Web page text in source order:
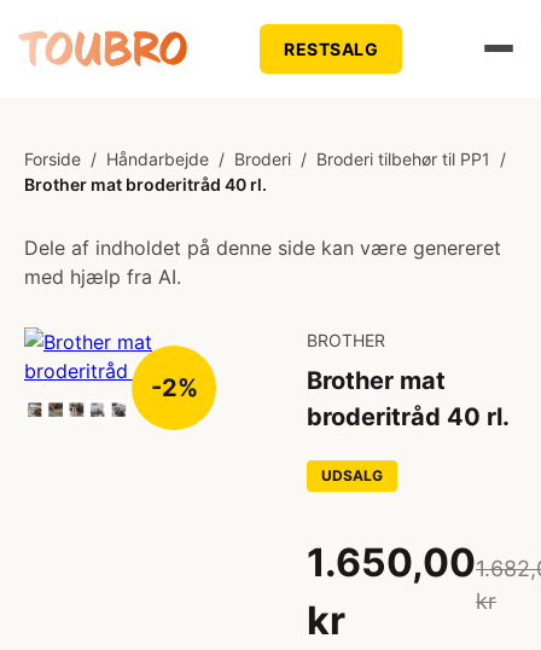
RESTSALG
Forside / Håndarbejde / Broderi / Broderi tilbehør til PP1
/
Brother mat broderitråd 40 rl.
Dele af indholdet på denne side kan være genereret
med hjælp fra AI.
-2%
BROTHER
Brother mat
broderitråd 40 rl.
UDSALG
1.650,00
kr
kr